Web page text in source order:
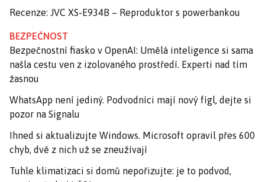
Recenze: JVC XS-E934B – Reproduktor s powerbankou
BEZPEČNOST
Bezpečnostní fiasko v OpenAI: Umělá inteligence si sama
našla cestu ven z izolovaného prostředí. Experti nad tím
žasnou
WhatsApp není jediný. Podvodníci mají nový fígl, dejte si
pozor na Signalu
Ihned si aktualizujte Windows. Microsoft opravil přes 600
chyb, dvě z nich už se zneužívají
Tuhle klimatizaci si domů nepořizujte: je to podvod,